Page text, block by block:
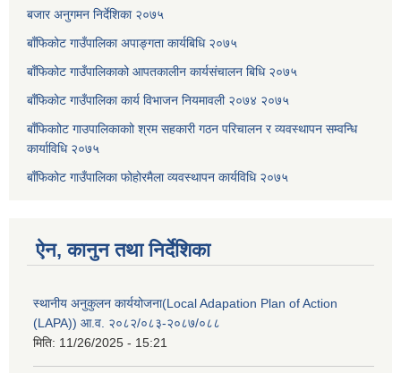
बजार अनुगमन निर्देशिका २०७५
बाँफिकोट गाउँपालिका अपाङ्गता कार्यबिधि २०७५
बाँफिकोट गाउँपालिकाको आपतकालीन कार्यसंचालन बिधि २०७५
बाँफिकोट गाउँपालिका कार्य विभाजन नियमावली २०७४ २०७५
बाँफिकाोट गाउपालिकाकाो श्रम सहकारी गठन परिचालन र व्यवस्थापन सम्वन्धि
कार्याविधि २०७५
बाँफिकोट गाउँपालिका फोहोरमैला व्यवस्थापन कार्यविधि २०७५
ऐन, कानुन तथा निर्देशिका
स्थानीय अनुकुलन कार्ययोजना(Local Adapation Plan of Action
(LAPA)) आ.व. २०८२/०८३-२०८७/०८८
मिति: 11/26/2025 - 15:21